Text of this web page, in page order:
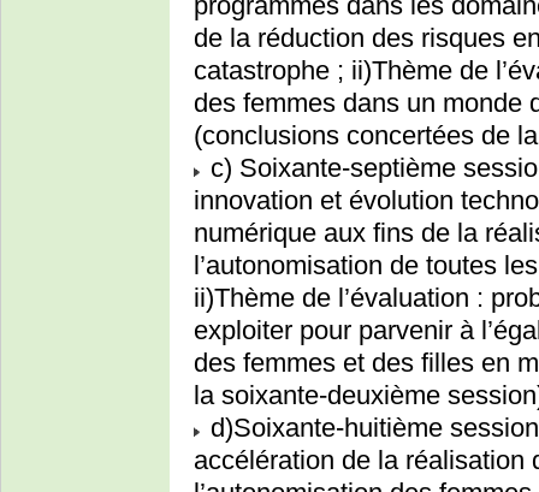
de la réduction des risques
catastrophe ; ii)Thème de
des femmes dans un monde
(conclusions concertées de
c) Soixante-septième
innovation et évolution
numérique aux fins de la
l’autonomisation de toutes
ii)Thème de l’évaluation :
exploiter pour parvenir à
des femmes et des filles en
la soixante-deuxième
d)Soixante-huitième
accélération de la réalisation